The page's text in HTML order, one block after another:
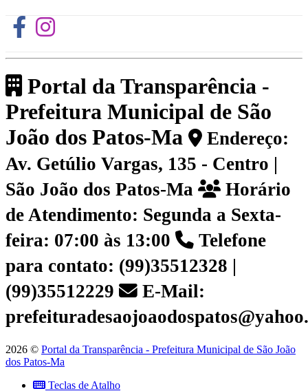
Portal da Transparência -
Prefeitura Municipal de São
João dos Patos-Ma
Endereço:
Av. Getúlio Vargas, 135 - Centro |
São João dos Patos-Ma
Horário
de Atendimento: Segunda a Sexta-
feira: 07:00 às 13:00
Telefone
para contato: (99)35512328 |
(99)35512229
E-Mail:
2026 © Portal da Transparência - Prefeitura Municipal de São João
dos Patos-Ma
Teclas de Atalho